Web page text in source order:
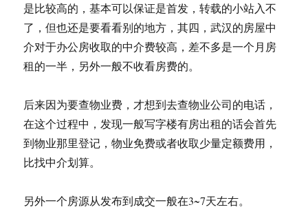
是比较高的，基本可以保证是首发，转载的小站入不
了，但也还是要看看别的地方，其四，武汉的房屋中
介对于办公房收取的中介费较高，差不多是一个月房
租的一半，另外一般不收看房费的。
后来因为要查物业费，才想到去查物业公司的电话，
在这个过程中，发现一般写字楼有房出租的话会首先
到物业那里登记，物业免费或者收取少量定额费用，
比找中介划算。
另外一个房源从发布到成交一般在3~7天左右。